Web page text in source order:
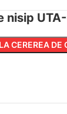
nisip
CEREREA DE